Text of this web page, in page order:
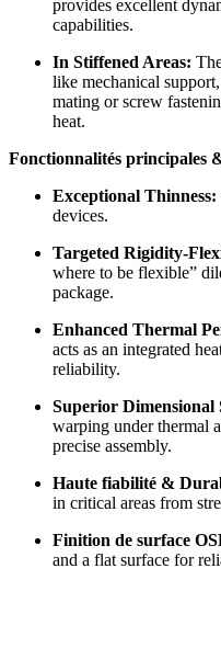
provides excellent
capabilities.
In Stiffened Areas:
like mechanical support,
mating or screw
heat.
Fonctionnalités principales
Exceptional Thinness:
devices.
Targeted Rigidity-
where to be flexible”
package.
Enhanced Thermal
acts as an integrated
reliability.
Superior Dimensional
warping under thermal
precise assembly.
Haute fiabilité &
in critical areas from
Finition de surface
and a flat surface for